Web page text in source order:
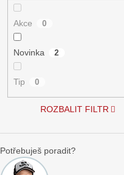
Akce 0
Novinka 2
Tip 0
ROZBALIT FILTR
Potřebuješ poradit?